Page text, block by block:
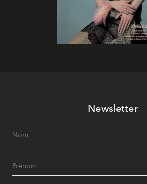
Newsletter